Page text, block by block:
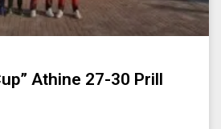
Athine 27-30 Prill